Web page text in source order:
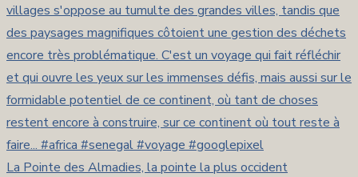
La Pointe des Almadies, la pointe la plus occident